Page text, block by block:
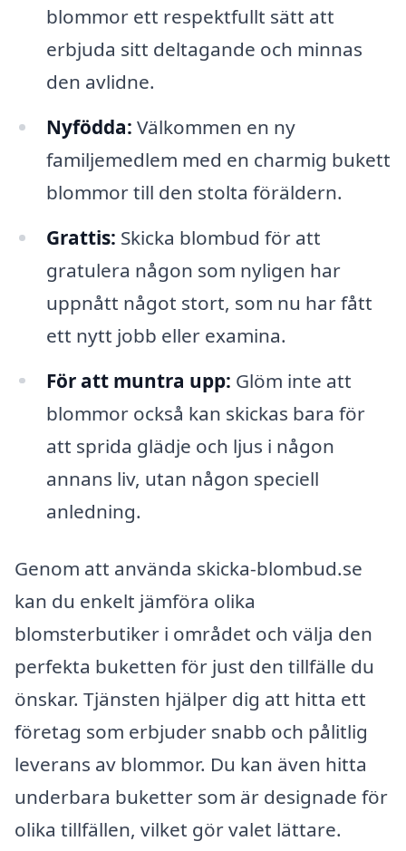
blommor ett respektfullt sätt att
erbjuda sitt deltagande och minnas
den avlidne.
Nyfödda: Välkommen en ny
familjemedlem med en charmig bukett
blommor till den stolta föräldern.
Grattis: Skicka blombud för att
gratulera någon som nyligen har
uppnått något stort, som nu har fått
ett nytt jobb eller examina.
För att muntra upp: Glöm inte att
blommor också kan skickas bara för
att sprida glädje och ljus i någon
annans liv, utan någon speciell
anledning.
Genom att använda skicka-blombud.se
kan du enkelt jämföra olika
blomsterbutiker i området och välja den
perfekta buketten för just den tillfälle du
önskar. Tjänsten hjälper dig att hitta ett
företag som erbjuder snabb och pålitlig
leverans av blommor. Du kan även hitta
underbara buketter som är designade för
olika tillfällen, vilket gör valet lättare.